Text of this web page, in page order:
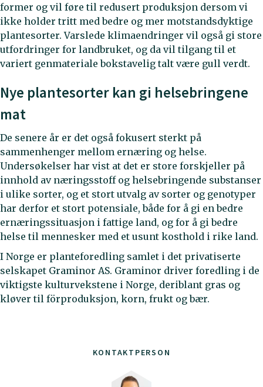
KONTAKTPERSON
former og vil føre til redusert produksjon dersom vi
ikke holder tritt med bedre og mer motstandsdyktige
plantesorter. Varslede klimaendringer vil også gi store
utfordringer for landbruket, og da vil tilgang til et
variert genmateriale bokstavelig talt være gull verdt.
Nye plantesorter kan gi helsebringene
mat
De senere år er det også fokusert sterkt på
sammenhenger mellom ernæring og helse.
Undersøkelser har vist at det er store forskjeller på
innhold av næringsstoff og helsebringende substanser
i ulike sorter, og et stort utvalg av sorter og genotyper
har derfor et stort potensiale, både for å gi en bedre
ernæringssituasjon i fattige land, og for å gi bedre
helse til mennesker med et usunt kosthold i rike land.
I Norge er planteforedling samlet i det privatiserte
selskapet Graminor AS. Graminor driver foredling i de
viktigste kulturvekstene i Norge, deriblant gras og
kløver til förproduksjon, korn, frukt og bær.